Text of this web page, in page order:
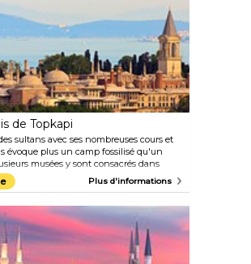
de Topkapi
sultans avec ses nombreuses cours et
évoque plus un camp fossilisé qu'un
musées y sont consacrés dans
Cependant, certaines zones du palais ne
dans le prix du ticket, comme la
du fabricant de cuillères (les objets les
de la collection), ou le harem où vivaient
et les enfants du Sultan.
Plus d'informations